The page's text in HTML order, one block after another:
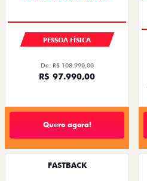
PESSOA FÍSICA
De: R$ 108.990,00
R$ 97.990,00
Quero agora!
FASTBACK